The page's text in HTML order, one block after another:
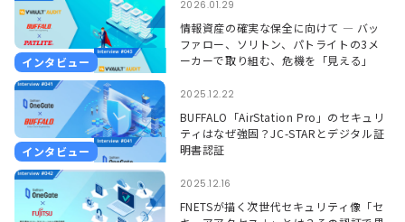
インタビュー
2026.01.29
情報資産の確実な保全に向けて ― バッ
ファロー、ソリトン、パトライトの3メ
ーカーで取り組む、危機を「見える」
―
インタビュー
2025.12.22
BUFFALO「AirStation Pro」のセキュリ
ティはなぜ強固？JC-STARとデジタル証
明書認証
2025.12.16
FNETSが描く次世代セキュリティ像「セ